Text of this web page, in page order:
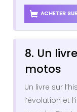
ACHETER
8. Un
motos
Un livre sur
l’évolution et